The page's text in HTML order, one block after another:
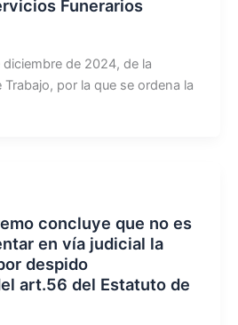
Funerarios
de 2024, de la
Trabajo, por la que se ordena la
concluye que no es
en vía judicial la
despido
art.56 del Estatuto de